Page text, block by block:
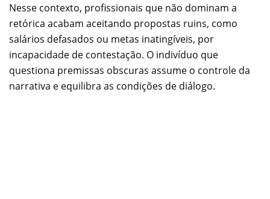
Nesse contexto, profissionais que não dominam a
retórica acabam aceitando propostas ruins, como
salários defasados ou metas inatingíveis, por
incapacidade de contestação. O indivíduo que
questiona premissas obscuras assume o controle da
narrativa e equilibra as condições de diálogo.